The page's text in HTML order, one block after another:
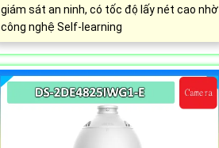
giám sát an ninh, có tốc độ lấy nét cao nhờ
công nghệ Self-learning